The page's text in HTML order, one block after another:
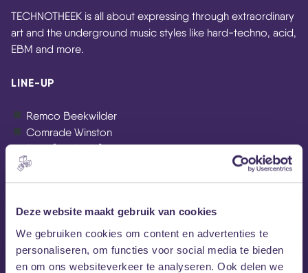
Deze website maakt gebruik van cookies
We gebruiken cookies om content en advertenties te
personaliseren, om functies voor social media te bieden
en om ons websiteverkeer te analyseren. Ook delen we
TECHNOTHEEK is all about expressing through extraordinary
art and the underground music styles like hard-techno, acid,
EBM and more.
LINE-UP
Remco Beekwilder
Comrade Winston
T.I.M. [vinyl only]
MEZZ tipt